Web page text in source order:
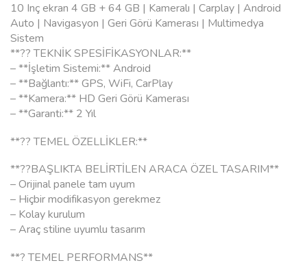
10 Inç ekran 4 GB + 64 GB | Kameralı | Carplay | Android
Auto | Navigasyon | Geri Görü Kamerası | Multimedya
Sistem
**?? TEKNİK SPESİFİKASYONLAR:**
– **İşletim Sistemi:** Android
– **Bağlantı:** GPS, WiFi, CarPlay
– **Kamera:** HD Geri Görü Kamerası
– **Garanti:** 2 Yıl
**?? TEMEL ÖZELLİKLER:**
**??BAŞLIKTA BELİRTİLEN ARACA ÖZEL TASARIM**
– Orijinal panele tam uyum
– Hiçbir modifikasyon gerekmez
– Kolay kurulum
– Araç stiline uyumlu tasarım
**? TEMEL PERFORMANS**